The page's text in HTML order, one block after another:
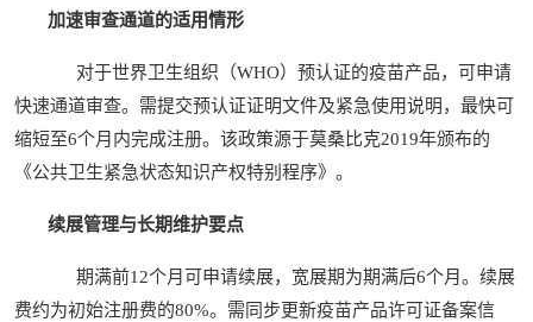
加速审查通道的适用情形
对于世界卫生组织（WHO）预认证的疫苗产品，可申请
快速通道审查。需提交预认证证明文件及紧急使用说明，最快可
缩短至6个月内完成注册。该政策源于莫桑比克2019年颁布的
《公共卫生紧急状态知识产权特别程序》。
续展管理与长期维护要点
期满前12个月可申请续展，宽展期为期满后6个月。续展
费约为初始注册费的80%。需同步更新疫苗产品许可证备案信